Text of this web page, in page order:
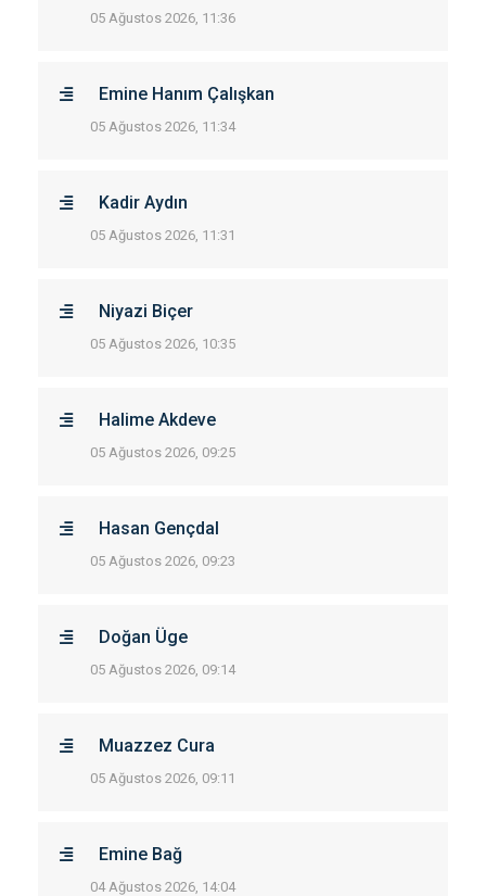
05 Ağustos 2026, 11:36
Emine Hanım Çalışkan
05 Ağustos 2026, 11:34
Kadir Aydın
05 Ağustos 2026, 11:31
Niyazi Biçer
05 Ağustos 2026, 10:35
Halime Akdeve
05 Ağustos 2026, 09:25
Hasan Gençdal
05 Ağustos 2026, 09:23
Doğan Üge
05 Ağustos 2026, 09:14
Muazzez Cura
05 Ağustos 2026, 09:11
Emine Bağ
04 Ağustos 2026, 14:04